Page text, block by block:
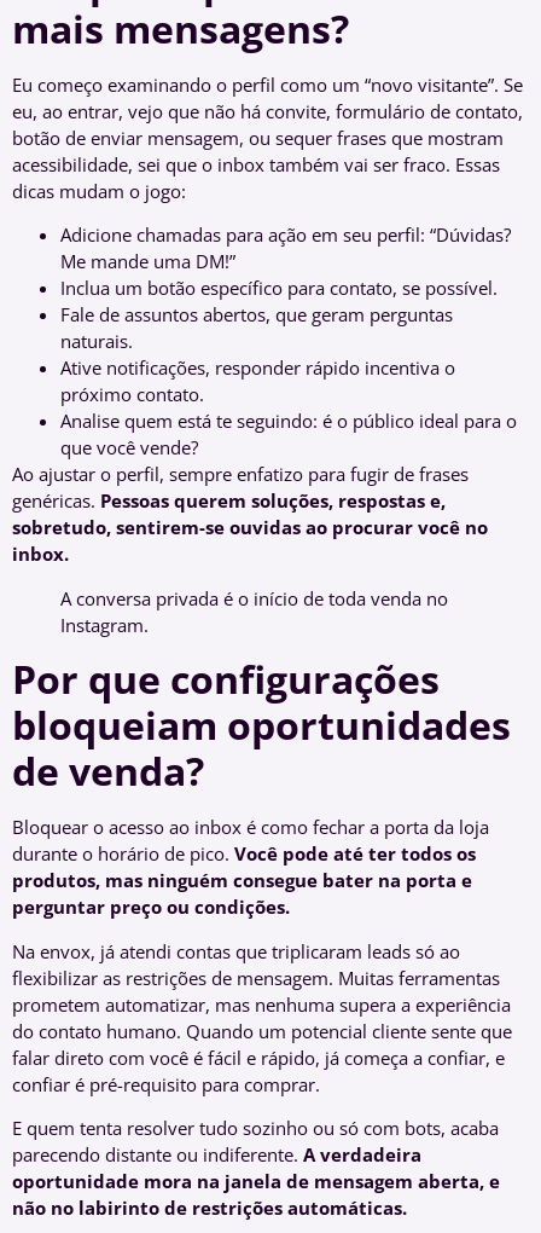
mais mensagens?
Eu começo examinando o perfil como um “novo visitante”. Se
eu, ao entrar, vejo que não há convite, formulário de contato,
botão de enviar mensagem, ou sequer frases que mostram
acessibilidade, sei que o inbox também vai ser fraco. Essas
dicas mudam o jogo:
Adicione chamadas para ação em seu perfil: “Dúvidas?
Me mande uma DM!”
Inclua um botão específico para contato, se possível.
Fale de assuntos abertos, que geram perguntas
naturais.
Ative notificações, responder rápido incentiva o
próximo contato.
Analise quem está te seguindo: é o público ideal para o
que você vende?
Ao ajustar o perfil, sempre enfatizo para fugir de frases
genéricas. Pessoas querem soluções, respostas e,
sobretudo, sentirem-se ouvidas ao procurar você no
inbox.
A conversa privada é o início de toda venda no
Instagram.
Por que configurações
bloqueiam oportunidades
de venda?
Bloquear o acesso ao inbox é como fechar a porta da loja
durante o horário de pico. Você pode até ter todos os
produtos, mas ninguém consegue bater na porta e
perguntar preço ou condições.
Na envox, já atendi contas que triplicaram leads só ao
flexibilizar as restrições de mensagem. Muitas ferramentas
prometem automatizar, mas nenhuma supera a experiência
do contato humano. Quando um potencial cliente sente que
falar direto com você é fácil e rápido, já começa a confiar, e
confiar é pré-requisito para comprar.
E quem tenta resolver tudo sozinho ou só com bots, acaba
parecendo distante ou indiferente. A verdadeira
oportunidade mora na janela de mensagem aberta, e
não no labirinto de restrições automáticas.